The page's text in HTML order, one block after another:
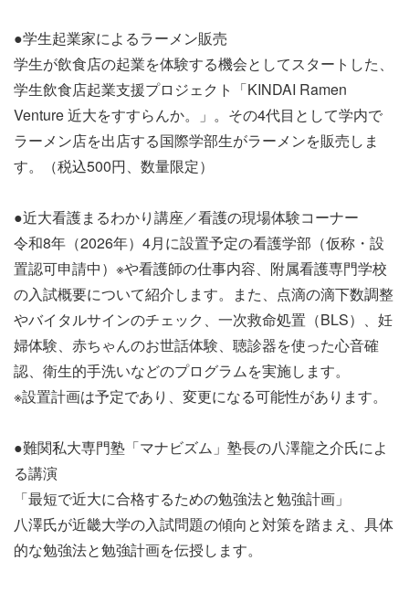
●学生起業家によるラーメン販売
学生が飲食店の起業を体験する機会としてスタートした、
学生飲食店起業支援プロジェクト「KINDAI Ramen
Venture 近大をすすらんか。」。その4代目として学内で
ラーメン店を出店する国際学部生がラーメンを販売しま
す。（税込500円、数量限定）
●近大看護まるわかり講座／看護の現場体験コーナー
令和8年（2026年）4月に設置予定の看護学部（仮称・設
置認可申請中）※や看護師の仕事内容、附属看護専門学校
の入試概要について紹介します。また、点滴の滴下数調整
やバイタルサインのチェック、一次救命処置（BLS）、妊
婦体験、赤ちゃんのお世話体験、聴診器を使った心音確
認、衛生的手洗いなどのプログラムを実施します。
※設置計画は予定であり、変更になる可能性があります。
●難関私大専門塾「マナビズム」塾長の八澤龍之介氏によ
る講演
「最短で近大に合格するための勉強法と勉強計画」
八澤氏が近畿大学の入試問題の傾向と対策を踏まえ、具体
的な勉強法と勉強計画を伝授します。